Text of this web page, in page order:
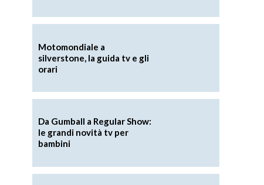
Motomondiale a
silverstone, la guida tv e gli
orari
Da Gumball a Regular Show:
le grandi novità tv per
bambini